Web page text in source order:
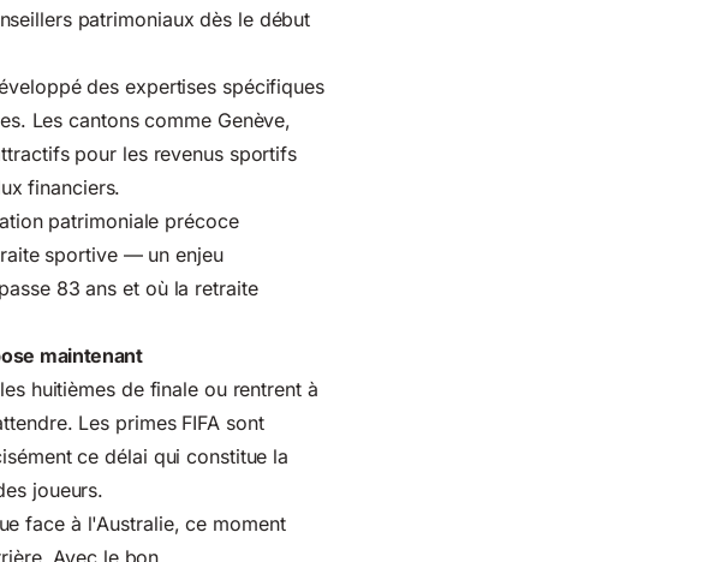
patrimoniaux dès le début
des expertises spécifiques
Les cantons comme Genève,
pour les revenus sportifs
financiers.
patrimoniale précoce
sportive — un enjeu
83 ans et où la retraite
maintenant
huitièmes de finale ou rentrent à
Les primes FIFA sont
ce délai qui constitue la
joueurs.
face à l'Australie, ce moment